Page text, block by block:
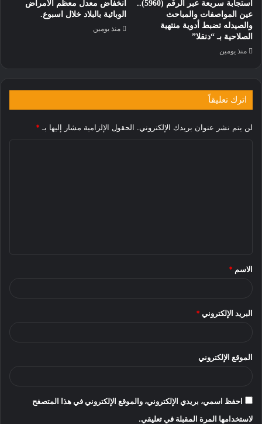
استجابة سريعة عبر الرقم (5960)..
عين المواصفات والمباحث
والصيدله تضبط أدوية منتهية
الصلاحية بـ “دنقلا”
منذ يومين
انخفاض معدل معظم الأمراض
الوبائية بالبلاد خلال اسبوع.
منذ يومين
اترك تعليقاً
لن يتم نشر عنوان بريدك الإلكتروني. الحقول الإلزامية مشار إليها بـ *
*
الاسم *
البريد الإلكتروني *
الموقع الإلكتروني
احفظ اسمي، بريدي الإلكتروني، والموقع الإلكتروني في هذا المتصفح
لاستخدامها المرة المقبلة في تعليقي.